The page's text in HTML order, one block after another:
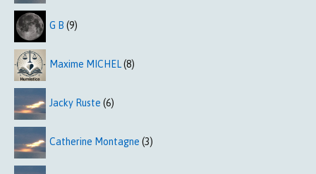
G B (9)
Maxime MICHEL(8)
Jacky Ruste (6)
Catherine Montagne (3)